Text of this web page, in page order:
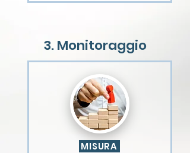
3. Monitoraggio
MISURA